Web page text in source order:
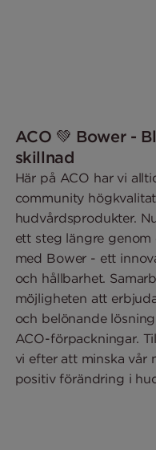
ACO 💚 Bower -
skillnad
Här på ACO har vi
community
hudvårdsprodukter.
ett steg längre
med Bower - ett
och hållbarhet.
möjligheten att
och belönande
ACO-förpackningar.
vi efter att minska vår
positiv förändring i